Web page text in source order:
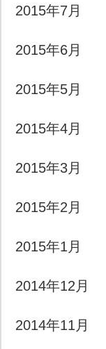
2015年7月
2015年6月
2015年5月
2015年4月
2015年3月
2015年2月
2015年1月
2014年12月
2014年11月